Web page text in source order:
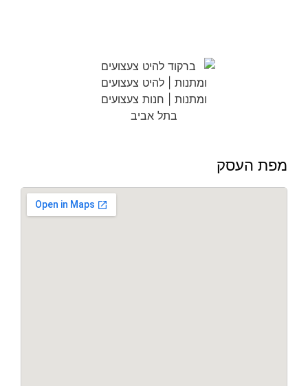
מפת העסק